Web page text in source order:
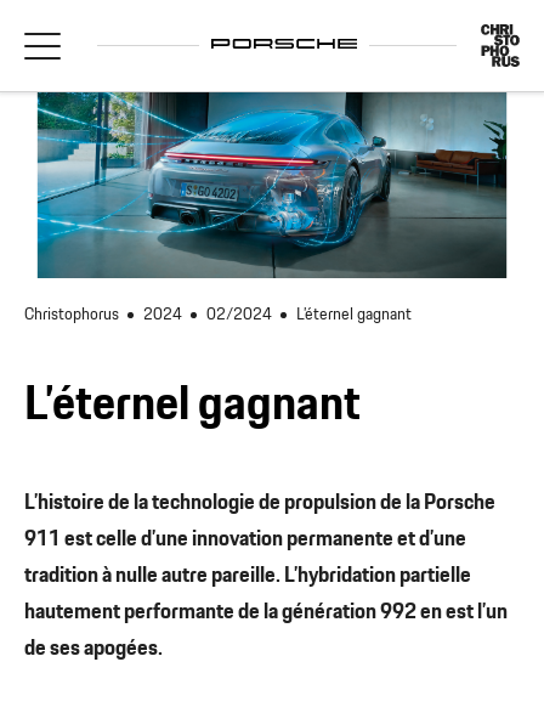
Christophorus 2024 02/2024 L’éternel gagnant
L’éternel gagnant
L’histoire de la technologie de propulsion de la Porsche
911 est celle d’une innovation permanente et d’une
tradition à nulle autre pareille. L’hybridation partielle
hautement performante de la génération 992 en est l’un
de ses apogées.